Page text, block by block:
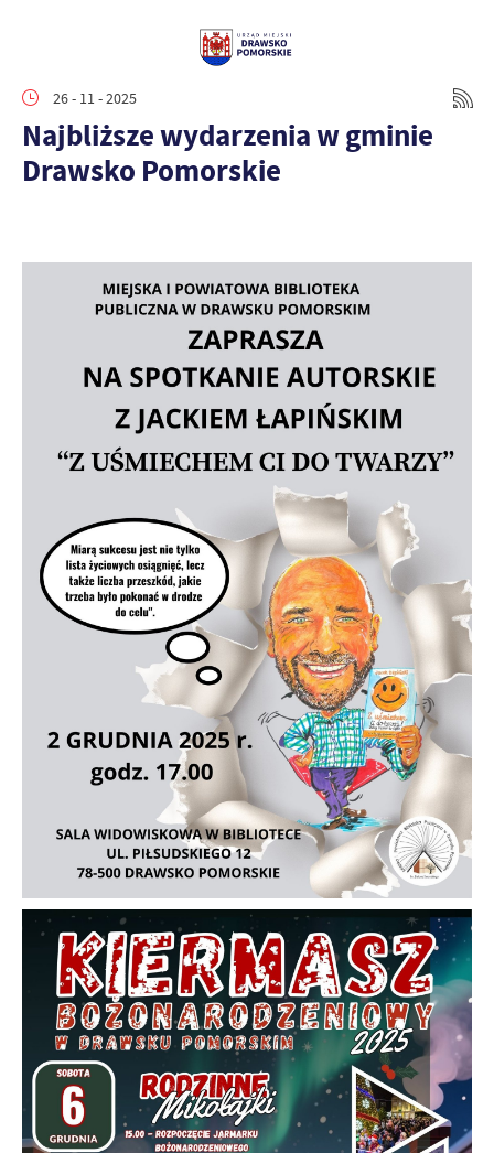
26 - 11 - 2025
Najbliższe wydarzenia w gminie
Drawsko Pomorskie